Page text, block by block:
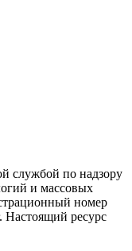
службой по надзору
и массовых
номер
ресурс